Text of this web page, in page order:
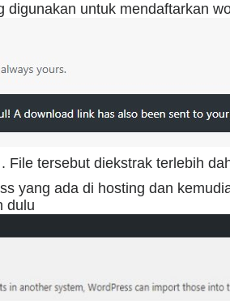
untuk mendaftarkan
File tersebut diekstrak terlebih
yang ada di hosting dan
dulu